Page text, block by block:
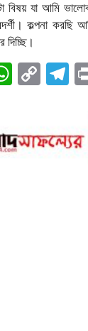
যা আমি
কল্পনা করছি
দিচ্ছি।